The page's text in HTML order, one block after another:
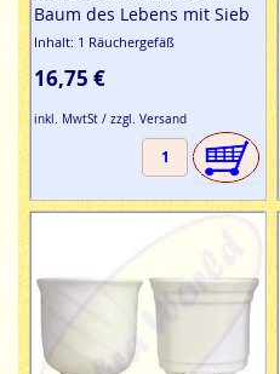
Baum des Lebens mit Sieb
Inhalt: 1 Räuchergefäß
16,75 €
inkl. MwtSt / zzgl. Versand